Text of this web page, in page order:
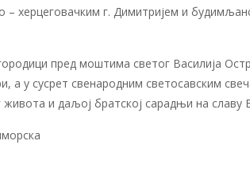
– херцеговачким г. Димитријем и
пред моштима светог Василија
а у сусрет свенародним светосавским
и даљој братској сарадњи на славу